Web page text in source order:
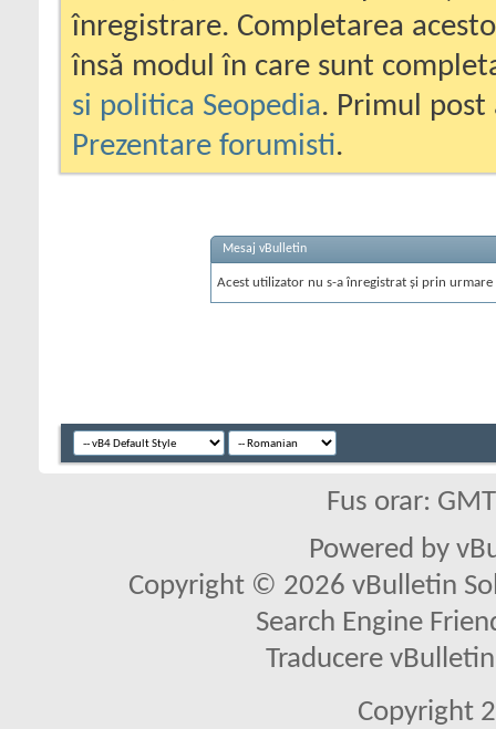
înregistrare. Completarea
însă modul în care sunt
si politica Seopedia. Primul
Prezentare forumisti.
Mesaj vBulletin
Acest utilizator nu s-a înregistrat și prin
Fus orar:
Powered by
Copyright © 2026 vBulletin
Search Engine
Traducere
Copyright